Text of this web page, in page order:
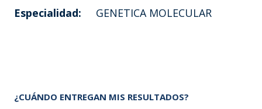
Especialidad:
GENETICA MOLECULAR
¿CUÁNDO ENTREGAN MIS RESULTADOS?